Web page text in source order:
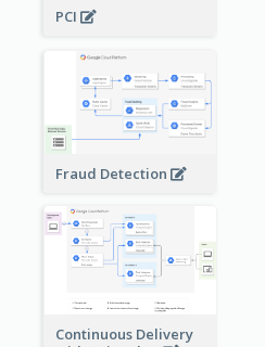
PCI
Fraud Detection
Continuous Delivery